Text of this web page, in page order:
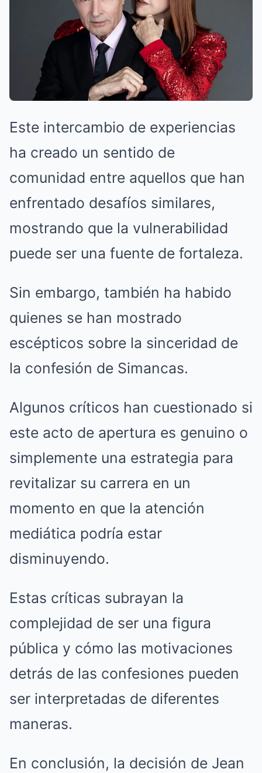
Este intercambio de experiencias
ha creado un sentido de
comunidad entre aquellos que han
enfrentado desafíos similares,
mostrando que la vulnerabilidad
puede ser una fuente de fortaleza.
Sin embargo, también ha habido
quienes se han mostrado
escépticos sobre la sinceridad de
la confesión de Simancas.
Algunos críticos han cuestionado si
este acto de apertura es genuino o
simplemente una estrategia para
revitalizar su carrera en un
momento en que la atención
mediática podría estar
disminuyendo.
Estas críticas subrayan la
complejidad de ser una figura
pública y cómo las motivaciones
detrás de las confesiones pueden
ser interpretadas de diferentes
maneras.
En conclusión, la decisión de Jean